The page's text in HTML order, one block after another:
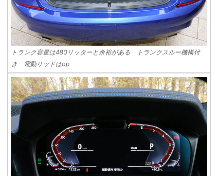
トランク容量は480リッターと余裕がある トランクスルー機構付
き 電動リッドはop